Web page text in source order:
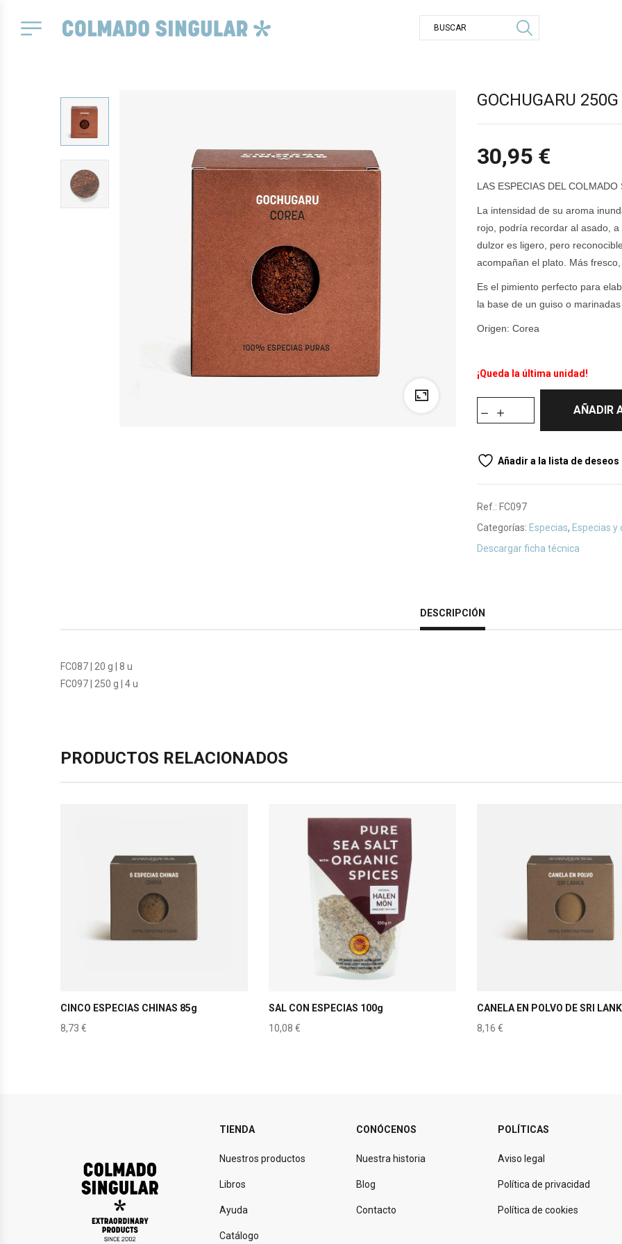
GOCHUGARU 250G
30,95 €
LAS ESPECIAS DEL COLMADO
La intensidad de su aroma
rojo, podría recordar al asado,
dulzor es ligero, pero
acompañan el plato. Más
Es el pimiento perfecto para
la base de un guiso o marinadas
Origen: Corea
¡Queda la última unidad!
AÑADIR
Añadir a la lista de deseos
Ref.: FC097
Categorías: Especias, Especias
Descargar ficha técnica
DESCRIPCIÓN
FC087 | 20 g | 8 u
FC097 | 250 g | 4 u
PRODUCTOS RELACIONADOS
CINCO ESPECIAS CHINAS 85g
8,73 €
SAL CON ESPECIAS 100g
10,08 €
CANELA EN POLVO DE SRI
8,16 €
TIENDA
Nuestros productos
Libros
Ayuda
Catálogo
CONÓCENOS
Nuestra historia
Blog
Contacto
POLÍTICAS
Aviso legal
Política de privacidad
Política de cookies